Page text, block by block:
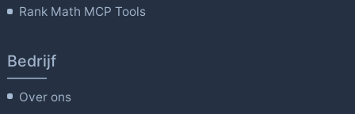
Rank Math MCP Tools
Bedrijf
Over ons